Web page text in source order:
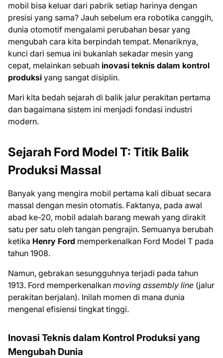
mobil bisa keluar dari pabrik setiap harinya dengan
presisi yang sama? Jauh sebelum era robotika canggih,
dunia otomotif mengalami perubahan besar yang
mengubah cara kita berpindah tempat. Menariknya,
kunci dari semua ini bukanlah sekadar mesin yang
cepat, melainkan sebuah inovasi teknis dalam kontrol
produksi yang sangat disiplin.
Mari kita bedah sejarah di balik jalur perakitan pertama
dan bagaimana sistem ini menjadi fondasi industri
modern.
Sejarah Ford Model T: Titik Balik
Produksi Massal
Banyak yang mengira mobil pertama kali dibuat secara
massal dengan mesin otomatis. Faktanya, pada awal
abad ke-20, mobil adalah barang mewah yang dirakit
satu per satu oleh tangan pengrajin. Semuanya berubah
ketika Henry Ford memperkenalkan Ford Model T pada
tahun 1908.
Namun, gebrakan sesungguhnya terjadi pada tahun
1913. Ford memperkenalkan moving assembly line (jalur
perakitan berjalan). Inilah momen di mana dunia
mengenal efisiensi tingkat tinggi.
Inovasi Teknis dalam Kontrol Produksi yang
Mengubah Dunia